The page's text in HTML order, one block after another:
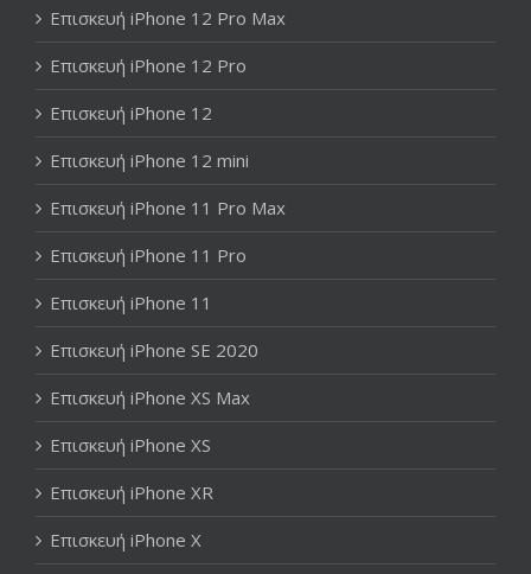
Επισκευή iPhone 12 Pro Max
Επισκευή iPhone 12 Pro
Επισκευή iPhone 12
Επισκευή iPhone 12 mini
Επισκευή iPhone 11 Pro Max
Επισκευή iPhone 11 Pro
Επισκευή iPhone 11
Επισκευή iPhone SE 2020
Επισκευή iPhone XS Max
Επισκευή iPhone XS
Επισκευή iPhone XR
Επισκευή iPhone X